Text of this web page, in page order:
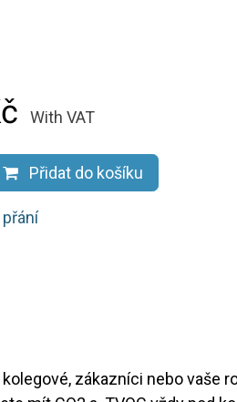
With VAT
Přidat do košíku
zákazníci nebo vaše